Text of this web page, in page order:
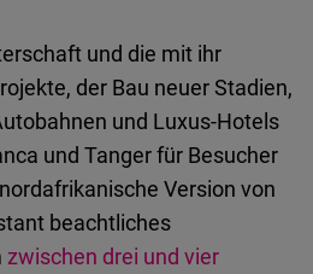
und die mit ihr
der Bau neuer Stadien,
und Luxus-Hotels
und Tanger für Besucher
Version von
beachtliches
zwischen drei und vier